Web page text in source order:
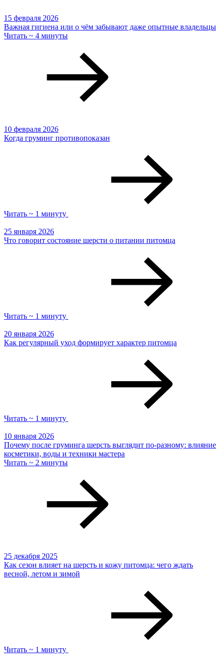
15 февраля 2026
Важная гигиена или о чём забывают даже опытные владельцы
Читать ~ 4 минуты
10 февраля 2026
Когда груминг противопоказан
Читать ~ 1 минуту
25 января 2026
Что говорит состояние шерсти о питании питомца
Читать ~ 1 минуту
20 января 2026
Как регулярный уход формирует характер питомца
Читать ~ 1 минуту
10 января 2026
Почему после груминга шерсть выглядит по-разному: влияние
косметики, воды и техники мастера
Читать ~ 2 минуты
25 декабря 2025
Как сезон влияет на шерсть и кожу питомца: чего ждать
весной, летом и зимой
Читать ~ 1 минуту